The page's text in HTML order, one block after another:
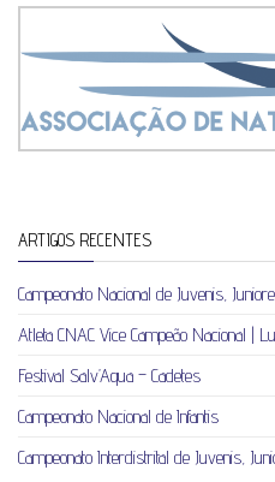
ARTIGOS RECENTES
Campeonato Nacional de Juvenis,
Atleta CNAC Vice Campeão Nacional |
Festival Salv’Aqua – Cadetes
Campeonato Nacional de Infantis
Campeonato Interdistrital de Juvenis,